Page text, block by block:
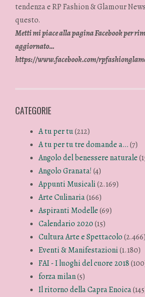
tendenza e RP Fashion & Glamour
questo.
Metti mi piace alla pagina Facebook per
aggiornato…
https://www.facebook.com/
CATEGORIE
A tu per tu(212)
A tu per tu tre domande a…(7)
Angolo del benessere naturale
Angolo Granata!(4)
Appunti Musicali(2.169)
Arte Culinaria(166)
Aspiranti Modelle(69)
Calendario 2020(15)
Cultura Arte e Spettacolo(2.466)
Eventi & Manifestazioni(1.180)
FAI - I luoghi del cuore 2018
forza milan(5)
Il ritorno della Capra Enoica